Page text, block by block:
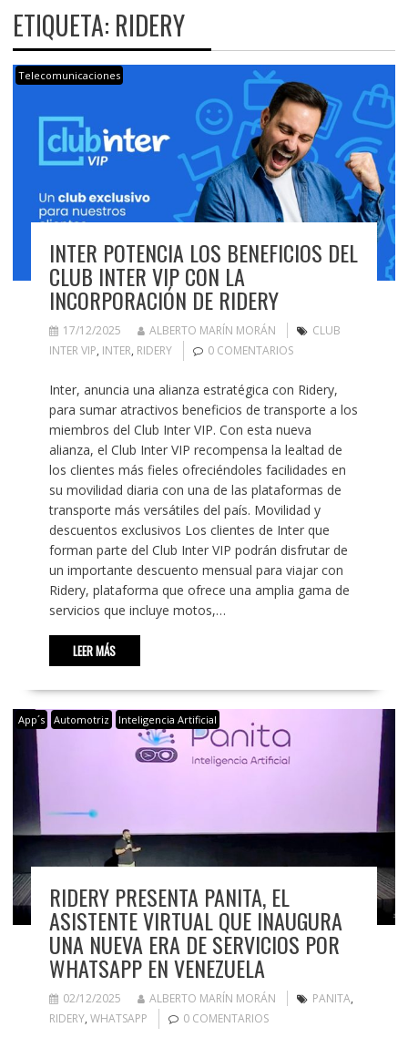
ETIQUETA: RIDERY
Telecomunicaciones
INTER POTENCIA LOS BENEFICIOS DEL
CLUB INTER VIP CON LA
INCORPORACIÓN DE RIDERY
17/12/2025 ALBERTO MARÍN MORÁN
CLUB
INTER VIP, INTER, RIDERY 0 COMENTARIOS
Inter, anuncia una alianza estratégica con Ridery,
para sumar atractivos beneficios de transporte a los
miembros del Club Inter VIP. Con esta nueva
alianza, el Club Inter VIP recompensa la lealtad de
los clientes más fieles ofreciéndoles facilidades en
su movilidad diaria con una de las plataformas de
transporte más versátiles del país. Movilidad y
descuentos exclusivos Los clientes de Inter que
forman parte del Club Inter VIP podrán disfrutar de
un importante descuento mensual para viajar con
Ridery, plataforma que ofrece una amplia gama de
servicios que incluye motos,…
LEER MÁS
App´s Automotriz Inteligencia Artificial
RIDERY PRESENTA PANITA, EL
ASISTENTE VIRTUAL QUE INAUGURA
UNA NUEVA ERA DE SERVICIOS POR
WHATSAPP EN VENEZUELA
02/12/2025 ALBERTO MARÍN MORÁN PANITA,
RIDERY, WHATSAPP 0 COMENTARIOS